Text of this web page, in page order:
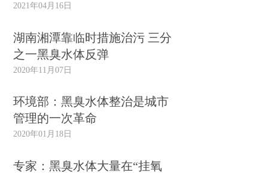
2021年04月16日
湖南湘潭靠临时措施治污 三分
之一黑臭水体反弹
2020年11月07日
环境部：黑臭水体整治是城市
管理的一次革命
2020年01月18日
专家：黑臭水体大量在“挂氧